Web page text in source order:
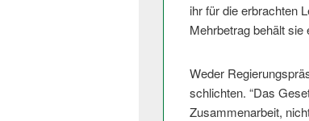
ihr für die erbrachten
Mehrbetrag behält sie
Weder
schlichten. “Das
Zusammenarbeit,